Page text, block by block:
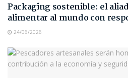
Packaging sostenible: el
alimentar al mundo con
24/06/2026